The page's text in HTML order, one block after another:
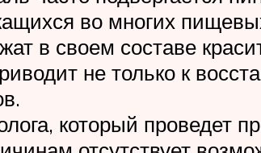
во многих
в своем составе
не только к
который проведет